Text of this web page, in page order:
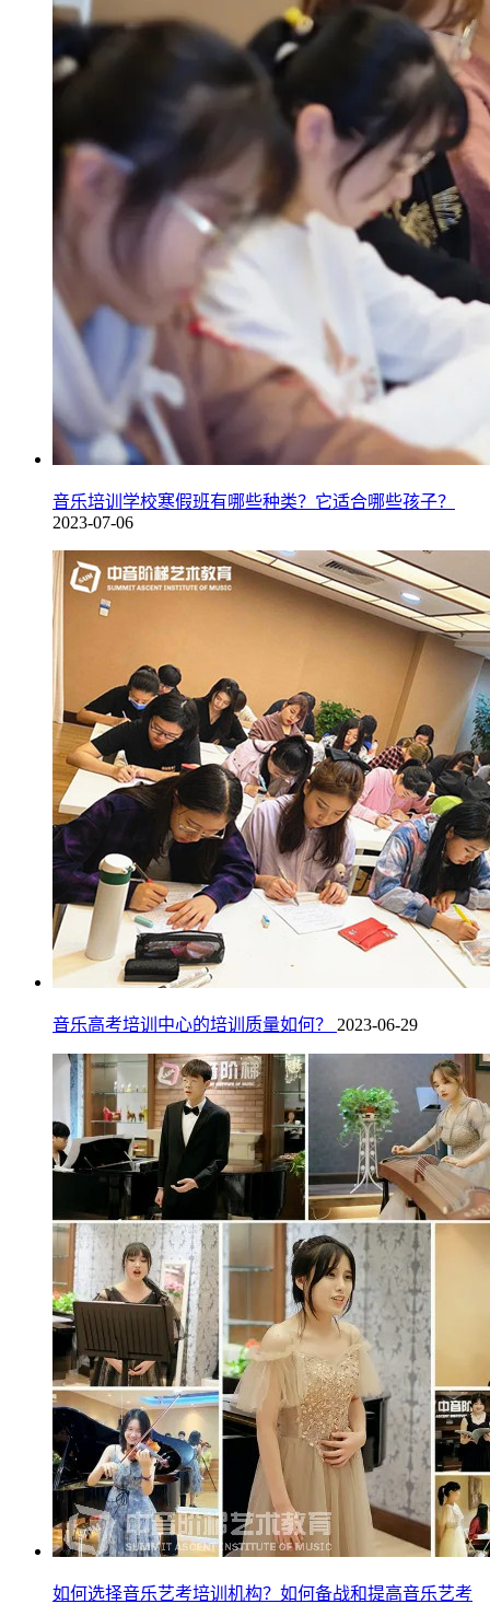
音乐培训学校寒假班有哪些种类？它适合哪些孩子？
2023-07-06
音乐高考培训中心的培训质量如何？ 2023-06-29
如何选择音乐艺考培训机构？如何备战和提高音乐艺考